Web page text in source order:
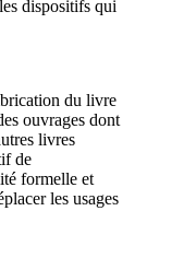
dispositifs qui
du livre
ouvrages dont
livres
de
formelle et
les usages